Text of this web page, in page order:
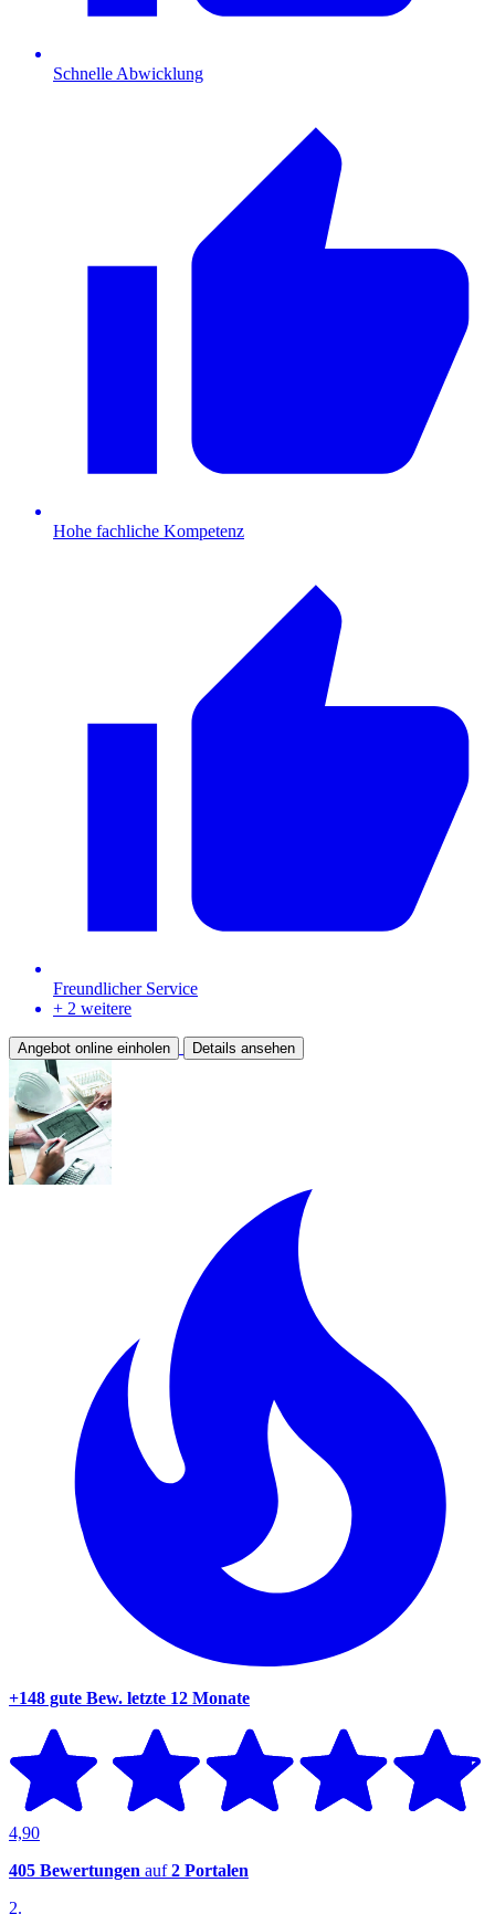
Schnelle Abwicklung
Hohe fachliche Kompetenz
Freundlicher Service
+ 2 weitere
Angebot online einholen Details ansehen
+148 gute Bew. letzte 12 Monate
4,90
405 Bewertungen auf2 Portalen
2.